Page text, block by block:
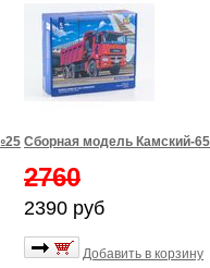
Сборная модель Камский-
2760
2390 руб
Добавить в корзину